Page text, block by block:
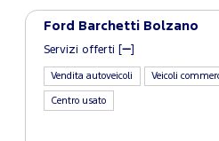
Ford Barchetti Bolzano
Servizi offerti [
Vendita autoveicoli Veicoli
Centro usato